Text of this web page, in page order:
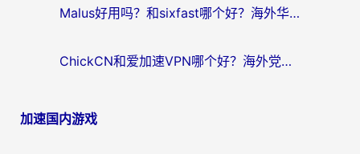
Malus好用吗？和sixfast哪个好？海外华人亲测3款热门回国加速器，附排名指南
ChickCN和爱加速VPN哪个好？海外党亲测3款回国加速器，这一款才是无缝访问国内资源的最优解
加速国内游戏